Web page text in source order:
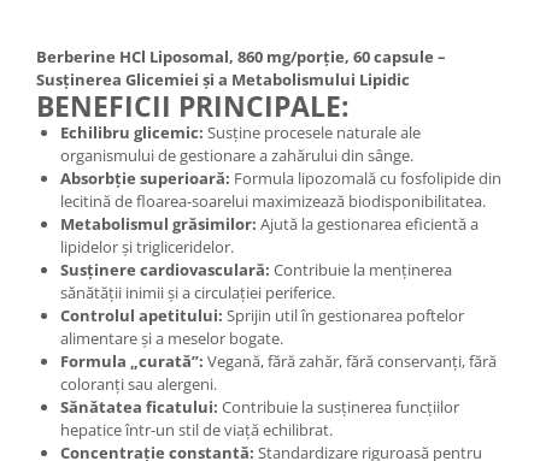
Berberine HCl Liposomal, 860 mg/porție, 60 capsule –
Susținerea Glicemiei și a Metabolismului Lipidic
BENEFICII PRINCIPALE:
Echilibru glicemic: Susține procesele naturale ale
organismului de gestionare a zahărului din sânge.
Absorbție superioară: Formula lipozomală cu fosfolipide din
lecitină de floarea-soarelui maximizează biodisponibilitatea.
Metabolismul grăsimilor: Ajută la gestionarea eficientă a
lipidelor și trigliceridelor.
Susținere cardiovasculară: Contribuie la menținerea
sănătății inimii și a circulației periferice.
Controlul apetitului: Sprijin util în gestionarea poftelor
alimentare și a meselor bogate.
Formula „curată”: Vegană, fără zahăr, fără conservanți, fără
coloranți sau alergeni.
Sănătatea ficatului: Contribuie la susținerea funcțiilor
hepatice într-un stil de viață echilibrat.
Concentrație constantă: Standardizare riguroasă pentru